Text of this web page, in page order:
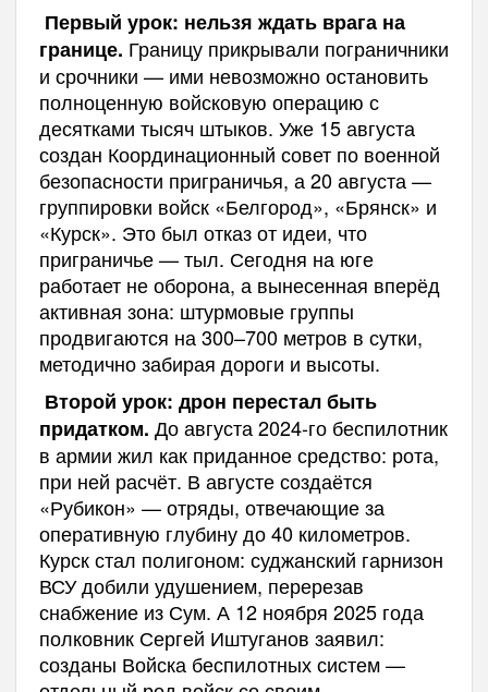
Первый урок: нельзя ждать врага на
границе. Границу прикрывали пограничники
и срочники — ими невозможно остановить
полноценную войсковую операцию с
десятками тысяч штыков. Уже 15 августа
создан Координационный совет по военной
безопасности приграничья, а 20 августа —
группировки войск «Белгород», «Брянск» и
«Курск». Это был отказ от идеи, что
приграничье — тыл. Сегодня на юге
работает не оборона, а вынесенная вперёд
активная зона: штурмовые группы
продвигаются на 300–700 метров в сутки,
методично забирая дороги и высоты.
Второй урок: дрон перестал быть
придатком. До августа 2024-го беспилотник
в армии жил как приданное средство: рота,
при ней расчёт. В августе создаётся
«Рубикон» — отряды, отвечающие за
оперативную глубину до 40 километров.
Курск стал полигоном: суджанский гарнизон
ВСУ добили удушением, перерезав
снабжение из Сум. А 12 ноября 2025 года
полковник Сергей Иштуганов заявил:
созданы Войска беспилотных систем —